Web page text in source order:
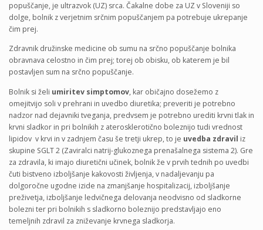
popuščanje, je ultrazvok (UZ) srca. Čakalne dobe za UZ v Sloveniji so
dolge, bolnik z verjetnim srčnim popuščanjem pa potrebuje ukrepanje
čim prej.
Zdravnik družinske medicine ob sumu na srčno popuščanje bolnika
obravnava celostno in čim prej; torej ob obisku, ob katerem je bil
postavljen sum na srčno popuščanje.
Bolnik si želi umiritev simptomov, kar običajno dosežemo z
omejitvijo soli v prehrani in uvedbo diuretika; preveriti je potrebno
nadzor nad dejavniki tveganja, predvsem je potrebno urediti krvni tlak in
krvni sladkor in pri bolnikih z aterosklerotično boleznijo tudi vrednost
lipidov v krvi in v zadnjem času še tretji ukrep, to je uvedba zdravil iz
skupine SGLT 2 (Zaviralci natrij-glukoznega prenašalnega sistema 2). Gre
za zdravila, ki imajo diuretični učinek, bolnik že v prvih tednih po uvedbi
čuti bistveno izboljšanje kakovosti življenja, v nadaljevanju pa
dolgoročne ugodne izide na zmanjšanje hospitalizacij, izboljšanje
preživetja, izboljšanje ledvičnega delovanja neodvisno od sladkorne
bolezni ter pri bolnikih s sladkorno boleznijo predstavljajo eno
temeljnih zdravil za zniževanje krvnega sladkorja.